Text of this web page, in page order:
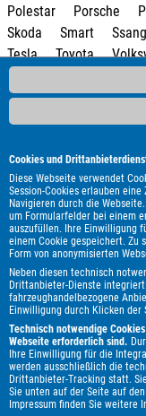
Cookies und
Diese Webseite verwendet
Session-Cookies erlauben
Navigieren durch die
um Formularfelder bei einem
auszufüllen. Ihre Einwilligung
einem Cookie gespeichert. Zu
Form von anonymisierten
Neben diesen technisch
Drittanbieter-Dienste
fahrzeughandelbezogene
Einwilligung durch Klicken der
Technisch notwendige
Webseite erforderlich sind.
Ihre Einwilligung für die
werden ausschließlich die
Drittanbieter-Tracking statt.
Sie unten auf der Seite auf
Impressum finden Sie weitere
Polestar
Porsche
Skoda
Smart
Tesla
Toyota